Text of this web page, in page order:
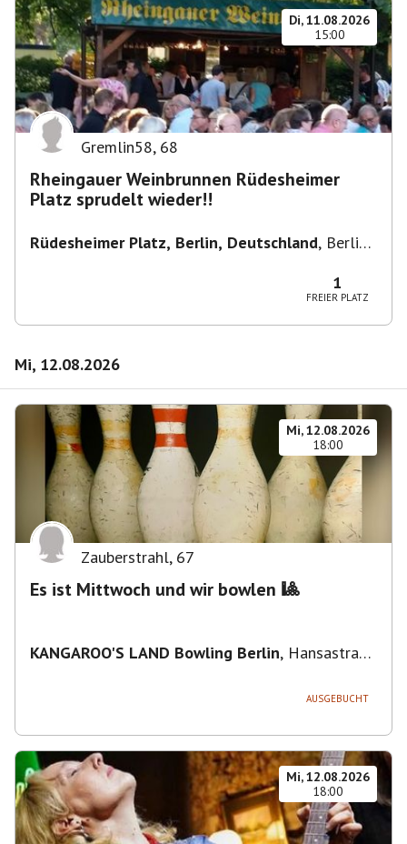
Di, 11.08.2026
15:00
Gremlin58, 68
Rheingauer Weinbrunnen Rüdesheimer
Platz sprudelt wieder!!
Rüdesheimer Platz, Berlin, Deutschland, Berlin-
1
FREIER PLATZ
Mi, 12.08.2026
Mi, 12.08.2026
18:00
Zauberstrahl, 67
Es ist Mittwoch und wir bowlen 🎱
KANGAROO'S LAND Bowling Berlin, Hansastraße
AUSGEBUCHT
Mi, 12.08.2026
18:00